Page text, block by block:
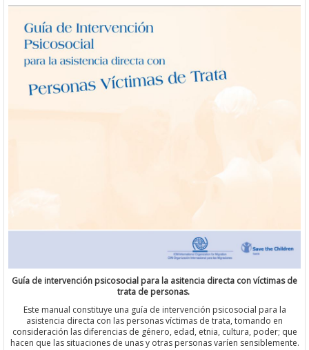
Guía de intervención psicosocial para la asitencia directa con víctimas de
trata de personas.
Este manual constituye una guía de intervención psicosocial para la
asistencia directa con las personas víctimas de trata, tomando en
consideración las diferencias de género, edad, etnia, cultura, poder; que
hacen que las situaciones de unas y otras personas varíen sensiblemente.